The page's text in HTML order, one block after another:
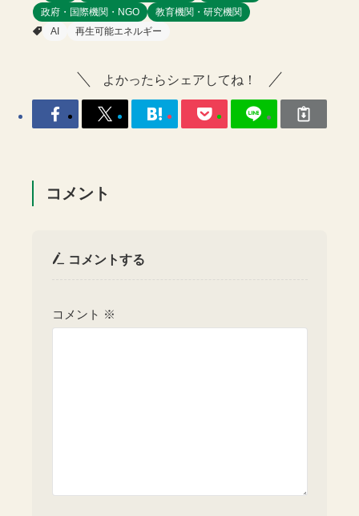
政府・国際機関・NGO
教育機関・研究機関
AI
再生可能エネルギー
よかったらシェアしてね！
コメント
コメントする
コメント ※